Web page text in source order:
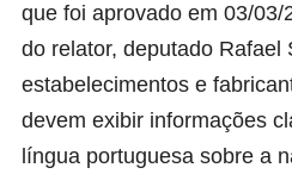
que foi aprovado em 03/
do relator, deputado Rafael
estabelecimentos e
devem exibir informações
língua portuguesa sobre a